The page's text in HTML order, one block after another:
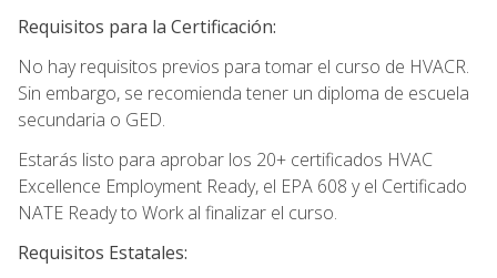
Requisitos para la Certificación:
No hay requisitos previos para tomar el curso de HVACR.
Sin embargo, se recomienda tener un diploma de escuela
secundaria o GED.
Estarás listo para aprobar los 20+ certificados HVAC
Excellence Employment Ready, el EPA 608 y el Certificado
NATE Ready to Work al finalizar el curso.
Requisitos Estatales: